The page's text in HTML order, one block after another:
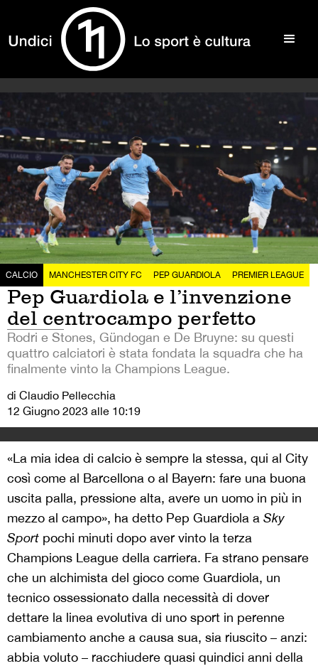
CALCIO MANCHESTER CITY FC PEP GUARDIOLA PREMIER LEAGUE
Pep Guardiola e l’invenzione
del centrocampo perfetto
Rodri e Stones, Gündogan e De Bruyne: su questi
quattro calciatori è stata fondata la squadra che ha
finalmente vinto la Champions League.
di Claudio Pellecchia
12 Giugno 2023 alle 10:19
«La mia idea di calcio è sempre la stessa, qui al City
così come al Barcellona o al Bayern: fare una buona
uscita palla, pressione alta, avere un uomo in più in
mezzo al campo», ha detto Pep Guardiola a Sky
Sport pochi minuti dopo aver vinto la terza
Champions League della carriera. Fa strano pensare
che un alchimista del gioco come Guardiola, un
tecnico ossessionato dalla necessità di dover
dettare la linea evolutiva di uno sport in perenne
cambiamento anche a causa sua, sia riuscito – anzi:
abbia voluto – racchiudere quasi quindici anni della